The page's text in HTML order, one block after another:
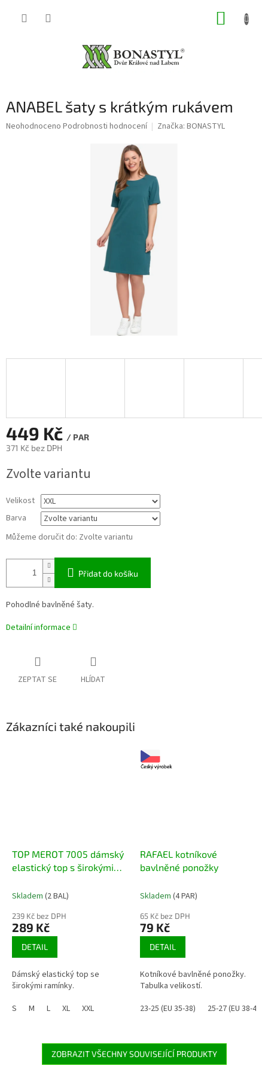
ANABEL šaty s krátkým rukávem
Průměrné
Neohodnoceno Podrobnosti hodnocení Značka: BONASTYL
449 Kč / PAR
371 Kč bez DPH
cena:
Zvolte variantu
Velikost
Barva
Můžeme doručit do: Zvolte variantu
Přidat do košíku
Pohodlné bavlněné šaty.
Detailní informace
ZEPTAT SE HLÍDAT
Zákazníci také nakoupili
TOP MEROT 7005 dámský
elastický top s širokými
Skladem (2 BAL)
239 Kč bez DPH
289 Kč
DETAIL
Dámský elastický top se
širokými ramínky.
S
M L XL XXL
RAFAEL kotníkové
bavlněné ponožky
Skladem (4 PAR)
65 Kč bez DPH
79 Kč
DETAIL
Kotníkové bavlněné ponožky.
Tabulka velikostí.
23-25 (EU 35-38)
25-27 (EU 38-41)
ZOBRAZIT VŠECHNY SOUVISEJÍCÍ PRODUKTY